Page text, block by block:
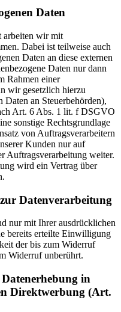
Daten
arbeiten wir mit
Dabei ist teilweise auch
Daten an diese externen
Daten nur dann
Rahmen einer
wir gesetzlich hierzu
an Steuerbehörden),
Art. 6 Abs. 1 lit. f DSGVO
sonstige Rechtsgrundlage
von Auftragsverarbeitern
Kunden nur auf
Auftragsverarbeitung weiter.
wird ein Vertrag über
Datenverarbeitung
nur mit Ihrer ausdrücklichen
bereits erteilte Einwilligung
der bis zum Widerruf
Widerruf unberührt.
in
Direktwerbung (Art.